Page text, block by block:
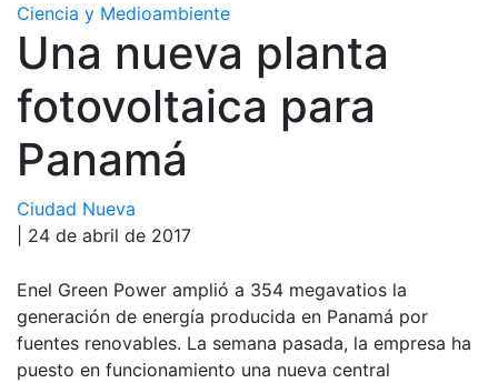
Ciencia y Medioambiente
Una nueva planta
fotovoltaica para
Panamá
Ciudad Nueva
| 24 de abril de 2017
Enel Green Power amplió a 354 megavatios la
generación de energía producida en Panamá por
fuentes renovables. La semana pasada, la empresa ha
puesto en funcionamiento una nueva central